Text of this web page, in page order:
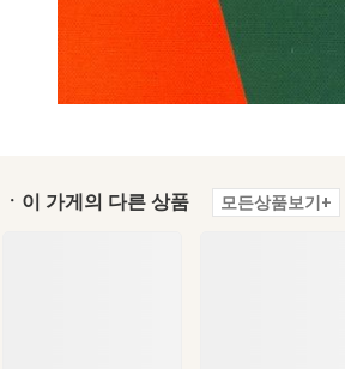
ㆍ이 가게의 다른 상품 모든상품보기+